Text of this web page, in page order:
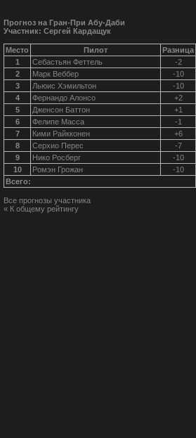
Прогноз на Гран-При Абу-Даби
Участник: Сергей Кардащук
Место Пилот Разница
1
Себастьян Феттель -2
2
Марк Веббер -10
3
Льюис Хэмильтон -10
4
Фернандо Алонсо +2
5
Дженсон Баттон +1
6
Фелипе Масса -1
7
Кими Райкконен +6
8
Серхио Перес -7
9
Нико Росберг -10
10
Ромэн Грожан -10
Всего:
Все прогнозы участника
« К общему рейтингу